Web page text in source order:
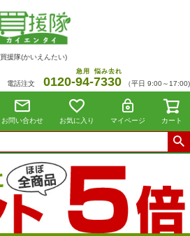
買援隊(かいえんたい)
電話注文 0120-94
急用
-7330
悩み去れ
（平日 9:00～17:00)
お問い合わせ お気に入り マイページ カート